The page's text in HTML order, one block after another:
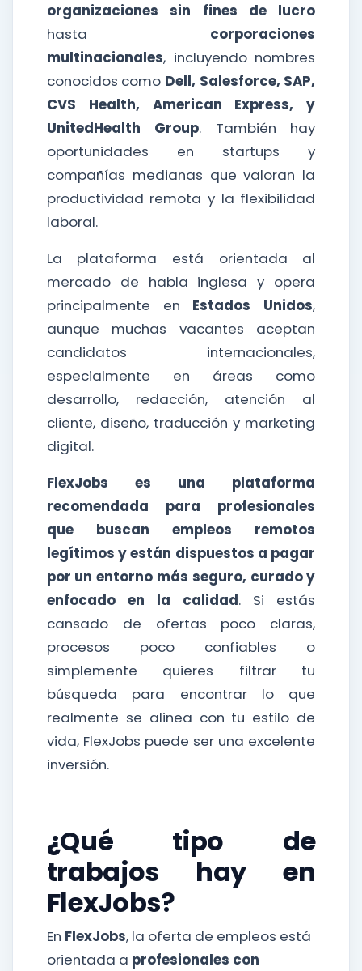
organizaciones sin fines de lucro
hasta corporaciones
multinacionales, incluyendo nombres
conocidos como Dell, Salesforce, SAP,
CVS Health, American Express, y
UnitedHealth Group. También hay
oportunidades en startups y
compañías medianas que valoran la
productividad remota y la flexibilidad
laboral.
La plataforma está orientada al
mercado de habla inglesa y opera
principalmente en Estados Unidos,
aunque muchas vacantes aceptan
candidatos internacionales,
especialmente en áreas como
desarrollo, redacción, atención al
cliente, diseño, traducción y marketing
digital.
FlexJobs es una plataforma
recomendada para profesionales
que buscan empleos remotos
legítimos y están dispuestos a pagar
por un entorno más seguro, curado y
enfocado en la calidad. Si estás
cansado de ofertas poco claras,
procesos poco confiables o
simplemente quieres filtrar tu
búsqueda para encontrar lo que
realmente se alinea con tu estilo de
vida, FlexJobs puede ser una excelente
inversión.
¿Qué tipo de
trabajos hay en
FlexJobs?
En FlexJobs, la oferta de empleos está
orientada a profesionales con